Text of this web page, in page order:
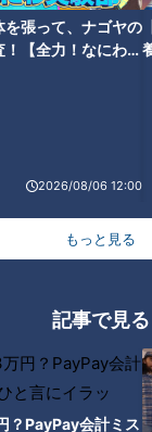
張って、ナゴヤの
【全力！なにわ実
2026/08/06 12:00
もっと見る
記事で見る
？PayPay会計ミス
た！“滑
サンダ
気を得